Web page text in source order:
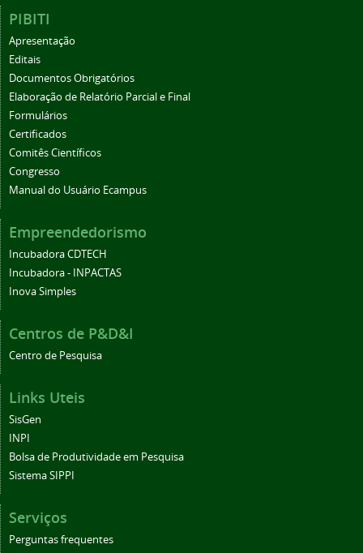
PIBITI
Apresentação
Editais
Documentos Obrigatórios
Elaboração de Relatório Parcial e Final
Formulários
Certificados
Comitês Científicos
Congresso
Manual do Usuário Ecampus
Empreendedorismo
Incubadora CDTECH
Incubadora - INPACTAS
Inova Simples
Centros de P&D&I
Centro de Pesquisa
Links Uteis
SisGen
INPI
Bolsa de Produtividade em Pesquisa
Sistema SIPPI
Serviços
Perguntas frequentes